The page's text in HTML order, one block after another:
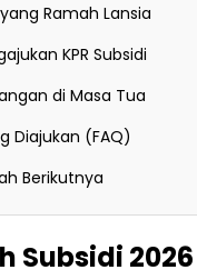
Ramah Lansia
KPR Subsidi
di Masa Tua
Diajukan (FAQ)
Berikutnya
Subsidi